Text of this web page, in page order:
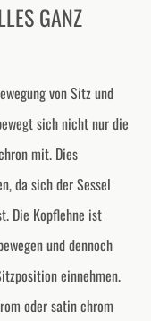
GANZ
von Sitz und
sich nicht nur die
mit. Dies
da sich der Sessel
Die Kopflehne ist
und dennoch
einnehmen.
oder satin chrom